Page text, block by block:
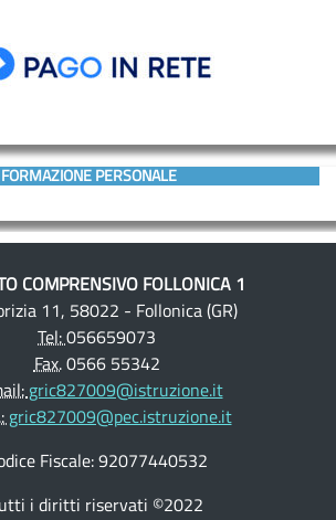
FORMAZIONE PERSONALE
COMPRENSIVO FOLLONICA 1
11, 58022 - Follonica (GR)
Tel:056659073
Fax.0566 55342
gric827009@istruzione.it
gric827009@pec.istruzione.it
Fiscale: 92077440532
i diritti riservati ©2022